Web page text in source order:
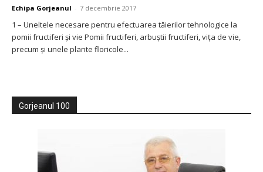
Echipa Gorjeanul - 7 decembrie 2017
1 – Uneltele necesare pentru efectuarea tăierilor tehnologice la
pomii fructiferi și vie Pomii fructiferi, arbuștii fructiferi, vița de vie,
precum și unele plante floricole...
Gorjeanul 100